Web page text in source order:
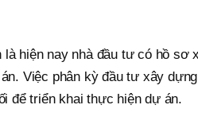
hiện nay nhà đầu tư có hồ sơ
Việc phân kỳ đầu tư xây
để triển khai thực hiện dự án.